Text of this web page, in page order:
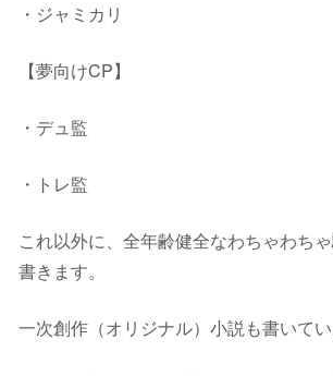
・ジャミカリ
【夢向けCP】
・デュ監
・トレ監
これ以外に、全年齢健全なわちゃわち
書きます。
一次創作（オリジナル）小説も書いてい